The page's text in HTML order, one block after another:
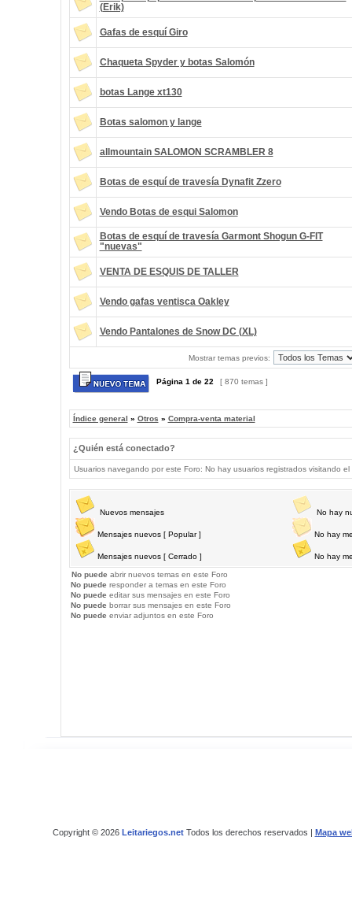
(Erik)
Gafas de esquí Giro
Chaqueta Spyder y botas Salomón
botas Lange xt130
Botas salomon y lange
allmountain SALOMON SCRAMBLER 8
Botas de esquí de travesía Dynafit Zzero
Vendo Botas de esqui Salomon
Botas de esquí de travesía Garmont Shogun G-FIT
"nuevas"
VENTA DE ESQUIS DE TALLER
Vendo gafas ventisca Oakley
Vendo Pantalones de Snow DC (XL)
Mostrar temas previos:
Página 1 de 22 [ 870 temas ]
Índice general » Otros » Compra-venta material
¿Quién está conectado?
Usuarios navegando por este Foro: No hay usuarios registrados visitando
Nuevos mensajes
Mensajes nuevos [ Popular ]
Mensajes nuevos [ Cerrado ]
No hay
No hay
No hay
No puede abrir nuevos temas en este Foro
No puede responder a temas en este Foro
No puede editar sus mensajes en este Foro
No puede borrar sus mensajes en este Foro
No puede enviar adjuntos en este Foro
Copyright © 2026 Leitariegos.netTodos los derechos reservados | Mapa